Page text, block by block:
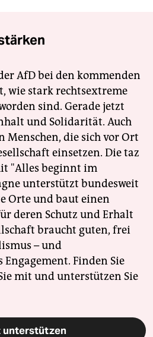
AfD bei den kommenden
wie stark rechtsextreme
sind. Gerade jetzt
und Solidarität. Auch
Menschen, die sich vor Ort
einsetzen. Die taz
"Alles beginnt im
unterstützt bundesweit
Orte und baut einen
deren Schutz und Erhalt
braucht guten, frei
– und
Finden Sie
mit und unterstützen Sie